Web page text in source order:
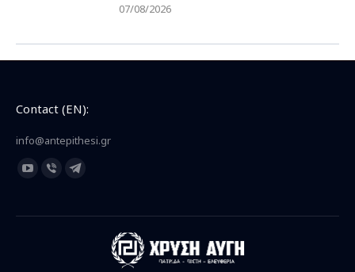
07/08/2026
Contact (EN):
info@antepithesi.gr
Find us on:
YouTube
opens
Viber
opens
Telegram
opens